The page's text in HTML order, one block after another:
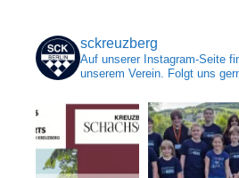
sckreuzberg
Auf unserer Instagram-Seite
unserem Verein. Folgt uns